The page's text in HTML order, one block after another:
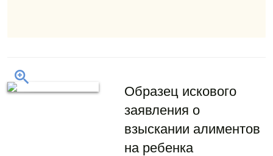
Образец искового
заявления о
взыскании алиментов
на ребенка